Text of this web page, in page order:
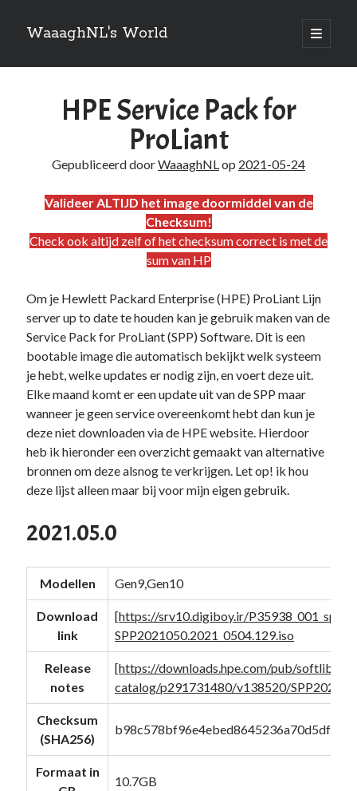
WaaaghNL's World
open
primair
Zijbalk
Zoeken
Over mij
Mauris imperdiet, urna mi, gravida sod ales. [tooltip hint=”Donec nisl ac
turpis”]Vivamus hendrerit[/tooltip] nulla erat ornare tortor in
Categories
Duiken(7)
Games (1)
Tech(39)
3D Printen(2)
Google(2)
Chrome (1)
Drive(1)
Home Assistant(1)
HP(1)
Active Directory(3)
Edge(1)
Entra ID(1)
Intune(1)
Outlook(1)
PowerShell (1)
Sharepoint(1)
Windows 10
Windows 11
HPE Service Pack for
ProLiant
Gepubliceerd doorWaaaghNLop 2021-05-24
Valideer ALTIJD het image doormiddel van de
Checksum!
Check ook altijd zelf of het checksum correct is met de
sum van HP
Om je Hewlett Packard Enterprise (HPE) ProLiant Lijn
server up to date te houden kan je gebruik maken van de
Service Pack for ProLiant (SPP) Software. Dit is een
bootable image die automatisch bekijkt welk systeem
je hebt, welke updates er nodig zijn, en voert deze uit.
Elke maand komt er een update uit van de SPP maar
wanneer je geen service overeenkomt hebt dan kun je
deze niet downloaden via de HPE website. Hierdoor
heb ik hieronder een overzicht gemaakt van alternative
bronnen om deze alsnog te verkrijgen. Let op! ik hou
deze lijst alleen maar bij voor mijn eigen gebruik.
2021.05.0
Modellen Gen9,Gen10
Download
link
[https://srv10.digiboy.ir/P35938_001_spp-
SPP2021050.2021_0504.129.iso
Release
notes
[https://downloads.hpe.com/pub/softlib2/
catalog/p291731480/v138520/
Checksum
(SHA256)
Formaat in
10.7GB